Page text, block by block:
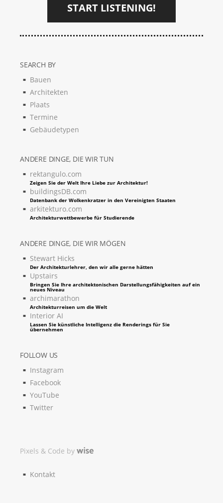
START LISTENING!
SEARCH BY
Bauen
Architekten
Plaats
Termine
Gebäudetypen
ANDERE DINGE, DIE WIR TUN
rektangulo.com
Zeigen Sie der Welt Ihre Liebe zur Architektur!
buildingsDB.com
Datenbank der Wolkenkratzer in den Vereinigten Staaten
arkitekturo.com
Architekturwettbewerbe für Studierende
ANDERE DINGE, DIE WIR MÖGEN
Stewart Hicks
Der Architekturlehrer, den wir alle gerne hätten
Upstairs
Bringen Sie Ihre architektonischen Darstellungsfähigkeiten auf ein
neues Niveau
archimarathon
Architekturreisen um die Welt
Interior AI
Lassen Sie künstliche Intelligenz die Renderings für Sie
übernehmen
FOLLOW US
Instagram
Facebook
YouTube
Twitter
Pixels & Code by
Kontakt